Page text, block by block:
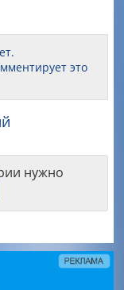
это
нужно